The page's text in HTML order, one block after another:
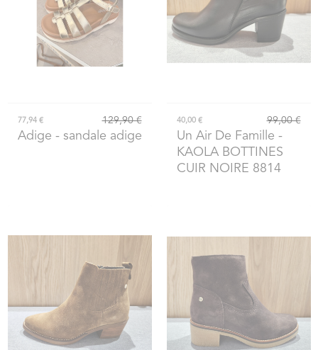
77,94 € 129,90 €
Adige - sandale adige
40,00 € 99,00 €
Un Air De Famille -
KAOLA BOTTINES
CUIR NOIRE 8814